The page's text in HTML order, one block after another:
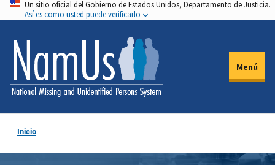
Pasar
al
contenido
principal
Un sitio oficial del Gobierno de Estados Unidos, Departamento de Justicia.
Así es como usted puede verificarlo
Menú
Inicio